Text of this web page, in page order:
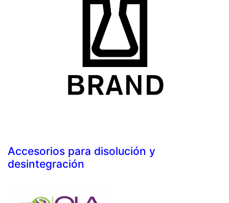
Accesorios para disolución y
desintegración